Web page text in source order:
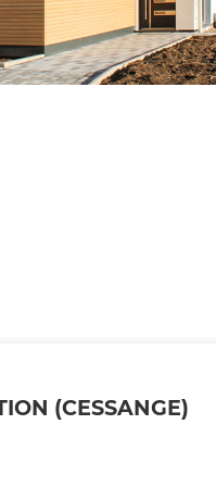
(CESSANGE)